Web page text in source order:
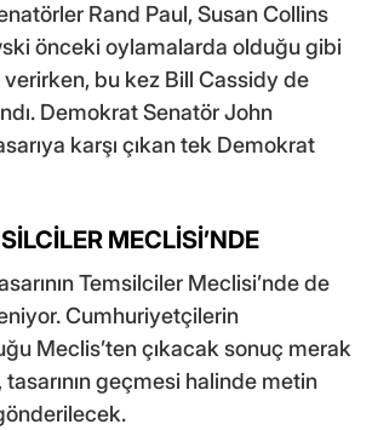
Rand Paul, Susan Collins
önceki oylamalarda olduğu gibi
bu kez Bill Cassidy de
Demokrat Senatör John
karşı çıkan tek Demokrat
MECLİSİ’NDE
Temsilciler Meclisi’nde de
Cumhuriyetçilerin
Meclis’ten çıkacak sonuç merak
geçmesi halinde metin